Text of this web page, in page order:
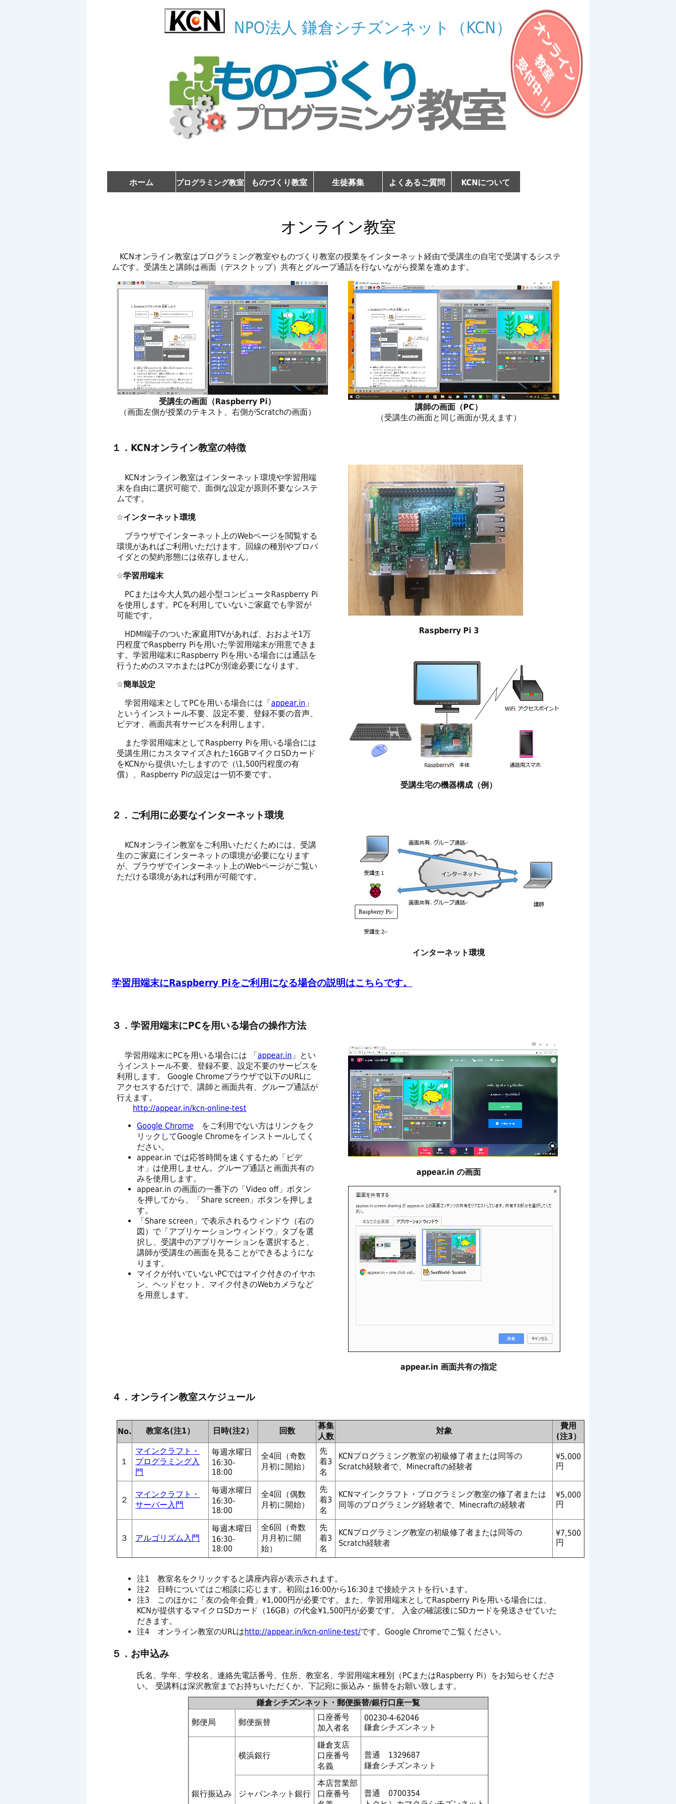
NPO法人 鎌倉シチズンネット（KCN）
ホーム プログラミング教室 ものづくり教室 生徒募集 よくあるご質問 KCNについて
オンライン教室
KCNオンライン教室はプログラミング教室やものづくり教室の授業をインターネット経由で受講生の自宅で受講するシステ
ムです。受講生と講師は画面（デスクトップ）共有とグループ通話を行ないながら授業を進めます。
受講生の画面（Raspberry Pi）
（画面左側が授業のテキスト、右側がScratchの画面）
講師の画面（PC）
（受講生の画面と同じ画面が見えます）
１．KCNオンライン教室の特徴
KCNオンライン教室はインターネット環境や学習用端
末を自由に選択可能で、面倒な設定が原則不要なシステ
ムです。
☆インターネット環境
ブラウザでインターネット上のWebページを閲覧する
環境があればご利用いただけます。回線の種別やプロバ
イダとの契約形態には依存しません。
☆学習用端末
PCまたは今大人気の超小型コンピュータRaspberry Pi
を使用します。PCを利用していないご家庭でも学習が
可能です。
HDMI端子のついた家庭用TVがあれば、おおよそ1万
円程度でRaspberry Piを用いた学習用端末が用意できま
す。学習用端末にRaspberry Piを用いる場合には通話を
行うためのスマホまたはPCが別途必要になります。
☆簡単設定
学習用端末としてPCを用いる場合には「appear.in 」
というインストール不要、設定不要、登録不要の音声、
ビデオ、画面共有サービスを利用します。
また学習用端末としてRaspberry Piを用いる場合には
受講生用にカスタマイズされた16GBマイクロSDカード
をKCNから提供いたしますので（\1,500円程度の有
償）、Raspberry Piの設定は一切不要です。
Raspberry Pi 3
受講生宅の機器構成（例）
２．ご利用に必要なインターネット環境
KCNオンライン教室をご利用いただくためには、受講
生のご家庭にインターネットの環境が必要になります
が、ブラウザでインターネット上のWebページがご覧い
ただける環境があれば利用が可能です。
インターネット環境
学習用端末にRaspberry Piをご利用になる場合の説明はこちらです。
３．学習用端末にPCを用いる場合の操作方法
学習用端末にPCを用いる場合には 「appear.in 」とい
うインストール不要、登録不要、設定不要のサービスを
利用します。 Google Chromeブラウザで以下のURLに
アクセスするだけで、講師と画面共有、グループ通話が
行えます。
http://appear.in/kcn-online-test
Google Chrome をご利用でない方はリンクをク
リックしてGoogle Chromeをインストールしてく
ださい。
appear.in では応答時間を速くするため「ビデ
オ」は使用しません。グループ通話と画面共有の
みを使用します。
appear.in の画面の一番下の「Video off」ボタン
を押してから、「Share screen」ボタンを押しま
す。
「Share screen」で表示されるウィンドウ（右の
図）で「アプリケーションウィンドウ」タブを選
択し、受講中のアプリケーションを選択すると、
講師が受講生の画面を見ることができるようにな
ります。
マイクが付いていないPCではマイク付きのイヤホ
ン、ヘッドセット、マイク付きのWebカメラなど
を用意します。
appear.in の画面
appear.in 画面共有の指定
４．オンライン教室スケジュール
No. 教室名(注1） 日時(注2） 回数
募集
人数
対象
費用
(注3）
１
マインクラフト・
プログラミング入
門
毎週水曜日
16:30-
18:00
全4回（奇数
月初に開始）
先
着3
名
KCNプログラミング教室の初級修了者または同等の
Scratch経験者で、Minecraftの経験者
¥5,000
円
２
マインクラフト・
サーバー入門
毎週水曜日
16:30-
18:00
全4回（偶数
月初に開始）
先
着3
名
KCNマインクラフト・プログラミング教室の修了者または
同等のプログラミング経験者で、Minecraftの経験者
¥5,000
円
３ アルゴリズム入門
毎週木曜日
16:30-
18:00
全6回（奇数
月月初に開
始）
先
着3
名
KCNプログラミング教室の初級修了者または同等の
Scratch経験者
¥7,500
円
注1 教室名をクリックすると講座内容が表示されます。
注2 日時についてはご相談に応じます。初回は16:00から16:30まで接続テストを行います。
注3 このほかに「友の会年会費」¥1,000円が必要です。また、学習用端末としてRaspberry Piを用いる場合には、
KCNが提供するマイクロSDカード（16GB）の代金¥1,500円が必要です。 入金の確認後にSDカードを発送させていた
だきます。
注4 オンライン教室のURLはhttp://appear.in/kcn-online-test/です。Google Chromeでご覧ください。
５．お申込み
氏名、学年、学校名、連絡先電話番号、住所、教室名、学習用端末種別（PCまたはRaspberry Pi）をお知らせくださ
い。 受講料は深沢教室までお持ちいただくか、下記宛に振込み・振替をお願い致します。
鎌倉シチズンネット・郵便振替/銀行口座一覧
郵便局 郵便振替
口座番号
加入者名
00230-4-62046
鎌倉シチズンネット
銀行振込み
横浜銀行
鎌倉支店
口座番号
名義
普通 1329687
鎌倉シチズンネット
ジャパンネット銀行
本店営業部
口座番号
普通 0700354